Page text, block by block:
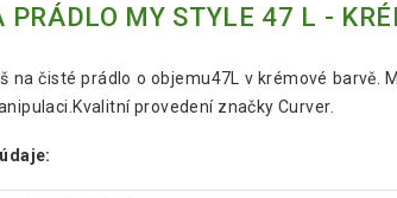
PRÁDLO MY STYLE 47 L -
na čisté prádlo o objemu47L v krémové barvě.
provedení značky Curver.